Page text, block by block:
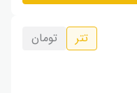
تتر تومان